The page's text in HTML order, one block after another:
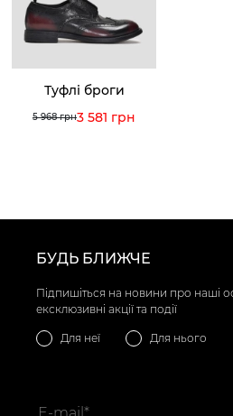
Туфлі броги
5 968 грн3 581 грн
БУДЬ БЛИЖЧЕ
Підпишіться на новини про наші
ексклюзивні акції та події
Для неї Для нього